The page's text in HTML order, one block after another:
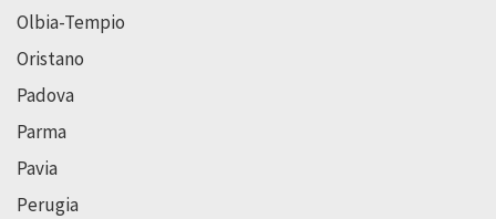
Olbia-Tempio
Oristano
Padova
Parma
Pavia
Perugia